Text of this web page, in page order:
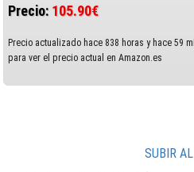
Precio: 105.90€
Precio actualizado hace 838 horas y hace 59
para ver el precio actual en Amazon.es
SUBIR